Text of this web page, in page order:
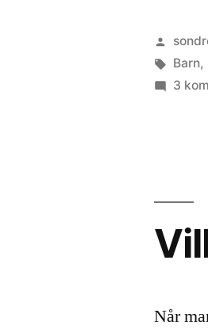
av
Barn,
3
Når